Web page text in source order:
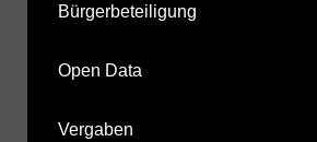
Bürgerbeteiligung
Open Data
Vergaben